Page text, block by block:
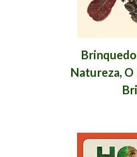
Natureza, O